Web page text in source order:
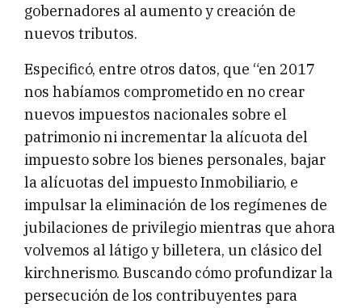
gobernadores al aumento y creación de
nuevos tributos.
Especificó, entre otros datos, que “en 2017
nos habíamos comprometido en no crear
nuevos impuestos nacionales sobre el
patrimonio ni incrementar la alícuota del
impuesto sobre los bienes personales, bajar
la alícuotas del impuesto Inmobiliario, e
impulsar la eliminación de los regímenes de
jubilaciones de privilegio mientras que ahora
volvemos al látigo y billetera, un clásico del
kirchnerismo. Buscando cómo profundizar la
persecución de los contribuyentes para